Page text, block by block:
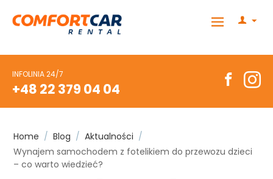
INFOLINIA 24/7
+48 22 379 04 04
Home / Blog / Aktualności /
Wynajem samochodem z fotelikiem do przewozu dzieci
– co warto wiedzieć?